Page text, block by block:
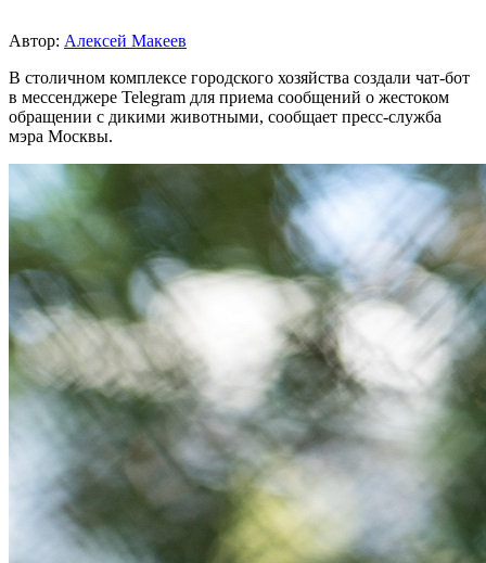
Автор: Алексей Макеев
В столичном комплексе городского хозяйства создали чат-бот
в мессенджере Telegram для приема сообщений о жестоком
обращении с дикими животными, сообщает пресс-служба
мэра Москвы.